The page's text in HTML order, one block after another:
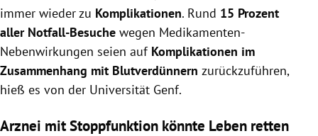
immer wieder zu Komplikationen. Rund 15 Prozent
aller Notfall-Besuche wegen Medikamenten-
Nebenwirkungen seien auf Komplikationen im
Zusammenhang mit Blutverdünnern zurückzuführen,
hieß es von der Universität Genf.
Arznei mit Stoppfunktion könnte Leben retten